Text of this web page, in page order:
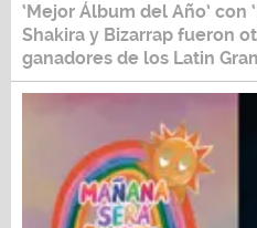
‘Mejor Álbum del Año’ con
Shakira y Bizarrap fueron
ganadores de los Latin